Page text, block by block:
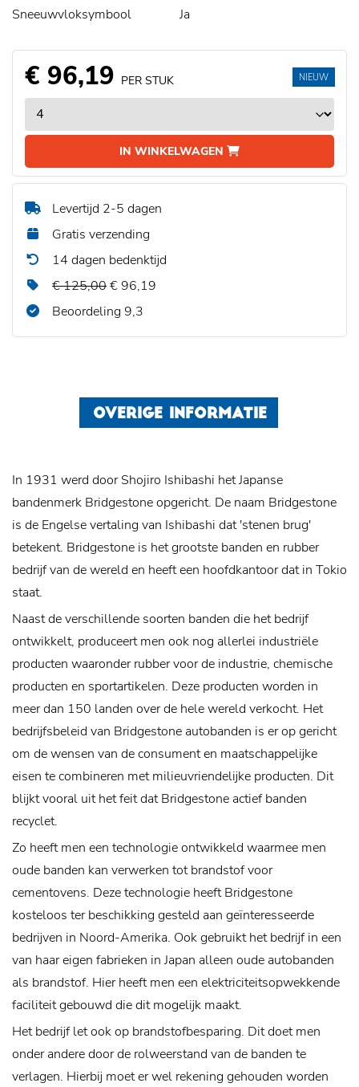
Sneeuwvloksymbool
Ja
€ 96,19 PER STUK
IN WINKELWAGEN
NIEUW
Levertijd 2-5 dagen
Gratis verzending
14 dagen bedenktijd
€ 125,00€ 96,19
Beoordeling 9,3
OVERIGE INFORMATIE
In 1931 werd door Shojiro Ishibashi het Japanse
bandenmerk Bridgestone opgericht. De naam Bridgestone
is de Engelse vertaling van Ishibashi dat 'stenen brug'
betekent. Bridgestone is het grootste banden en rubber
bedrijf van de wereld en heeft een hoofdkantoor dat in Tokio
staat.
Naast de verschillende soorten banden die het bedrijf
ontwikkelt, produceert men ook nog allerlei industriële
producten waaronder rubber voor de industrie, chemische
producten en sportartikelen. Deze producten worden in
meer dan 150 landen over de hele wereld verkocht. Het
bedrijfsbeleid van Bridgestone autobanden is er op gericht
om de wensen van de consument en maatschappelijke
eisen te combineren met milieuvriendelijke producten. Dit
blijkt vooral uit het feit dat Bridgestone actief banden
recyclet.
Zo heeft men een technologie ontwikkeld waarmee men
oude banden kan verwerken tot brandstof voor
cementovens. Deze technologie heeft Bridgestone
kosteloos ter beschikking gesteld aan geïnteresseerde
bedrijven in Noord-Amerika. Ook gebruikt het bedrijf in een
van haar eigen fabrieken in Japan alleen oude autobanden
als brandstof. Hier heeft men een elektriciteitsopwekkende
faciliteit gebouwd die dit mogelijk maakt.
Het bedrijf let ook op brandstofbesparing. Dit doet men
onder andere door de rolweerstand van de banden te
verlagen. Hierbij moet er wel rekening gehouden worden